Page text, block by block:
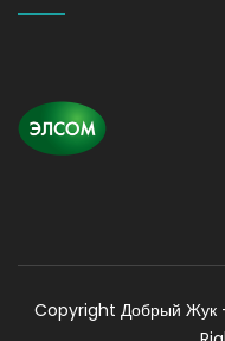
Copyright Добрый Жук